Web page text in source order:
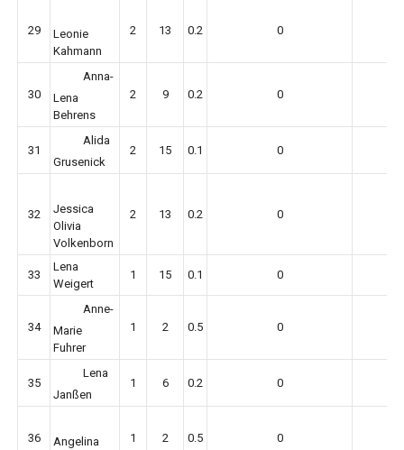
29
Leonie
Kahmann
2 13 0.2 0
30
Anna-
Lena
Behrens
2 9 0.2 0
31
Alida
Grusenick
2 15 0.1 0
32
Jessica
Olivia
Volkenborn
2 13 0.2 0
33
Lena
Weigert
1 15 0.1 0
34
Anne-
Marie
Fuhrer
1 2 0.5 0
35
Lena
Janßen
1 6 0.2 0
36
Angelina
1 2 0.5 0